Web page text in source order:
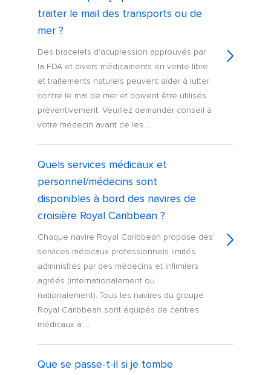
traiter le mail des transports ou de
mer ?
Des bracelets d'acupression approuvés par
la FDA et divers médicaments en vente libre
et traitements naturels peuvent aider à lutter
contre le mal de mer et doivent être utilisés
préventivement. Veuillez demander conseil à
votre médecin avant de les ...
Quels services médicaux et
personnel/médecins sont
disponibles à bord des navires de
croisière Royal Caribbean ?
Chaque navire Royal Caribbean propose des
services médicaux professionnels limités
administrés par des médecins et infirmiers
agréés (internationalement ou
nationalement). Tous les navires du groupe
Royal Caribbean sont équipés de centres
médicaux à ...
Que se passe-t-il si je tombe